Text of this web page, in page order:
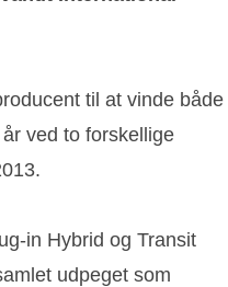
til at vinde både
ved to forskellige
in Hybrid og Transit
udpeget som